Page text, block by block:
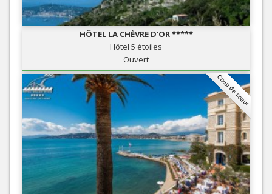
HÔTEL LA CHÈVRE D'OR *****
Hôtel 5 étoiles
Ouvert
Coup de coeur